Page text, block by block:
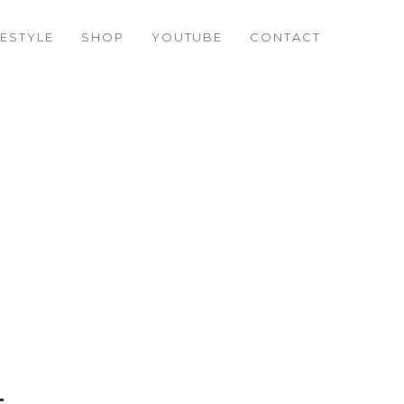
SHOP YOUTUBE CONTACT